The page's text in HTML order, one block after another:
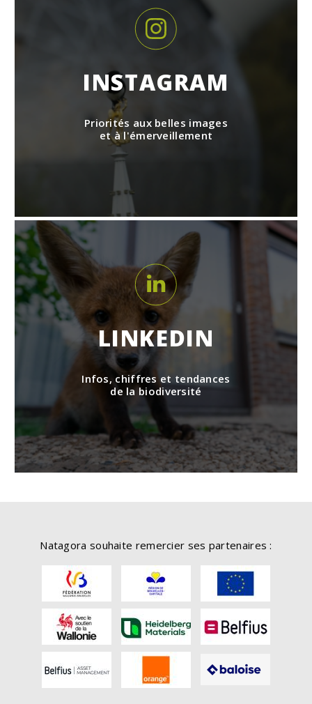
INSTAGRAM
Priorités aux belles images
et à l'émerveillement
LINKEDIN
Infos, chiffres et tendances
de la biodiversité
Natagora souhaite remercier ses partenaires :